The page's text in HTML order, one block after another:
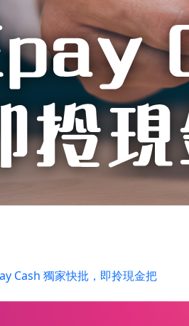
Cash 獨家快批，即拎現金把